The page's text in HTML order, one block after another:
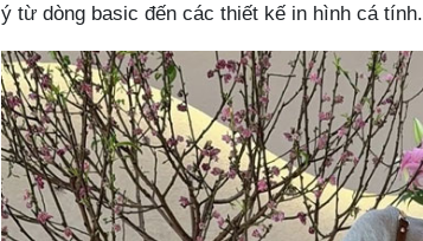
ý từ dòng basic đến các thiết kế in hình cá tính.